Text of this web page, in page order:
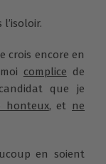
crois encore en
complice de
que je
honteux, et ne
en soient